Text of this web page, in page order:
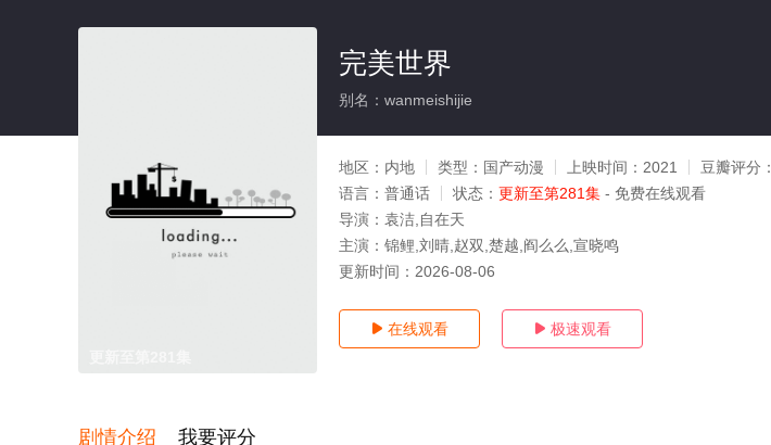
完美世界
别名：wanmeishijie
地区： 内地 类型： 国产动漫 上映时间： 2021 豆瓣评分：
语言： 普通话 状态： 更新至第281集 - 免费在线观看
导演： 袁洁,自在天
主演： 锦鲤,刘晴,赵双,楚越,阎么么,宣晓鸣
更新时间： 2026-08-06
 在线观看  极速观看
剧情介绍 我要评分